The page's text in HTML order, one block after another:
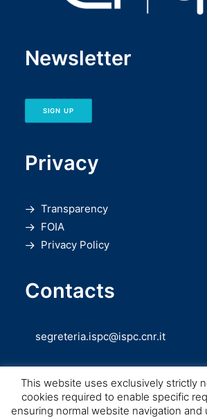
Newsletter
SIGN UP
Privacy
Transparency
FOIA
Privacy Policy
Contacts
segreteria.ispc@ispc.cnr.it
This website uses exclusively strictly
cookies required to enable specific
ensuring normal website navigation and